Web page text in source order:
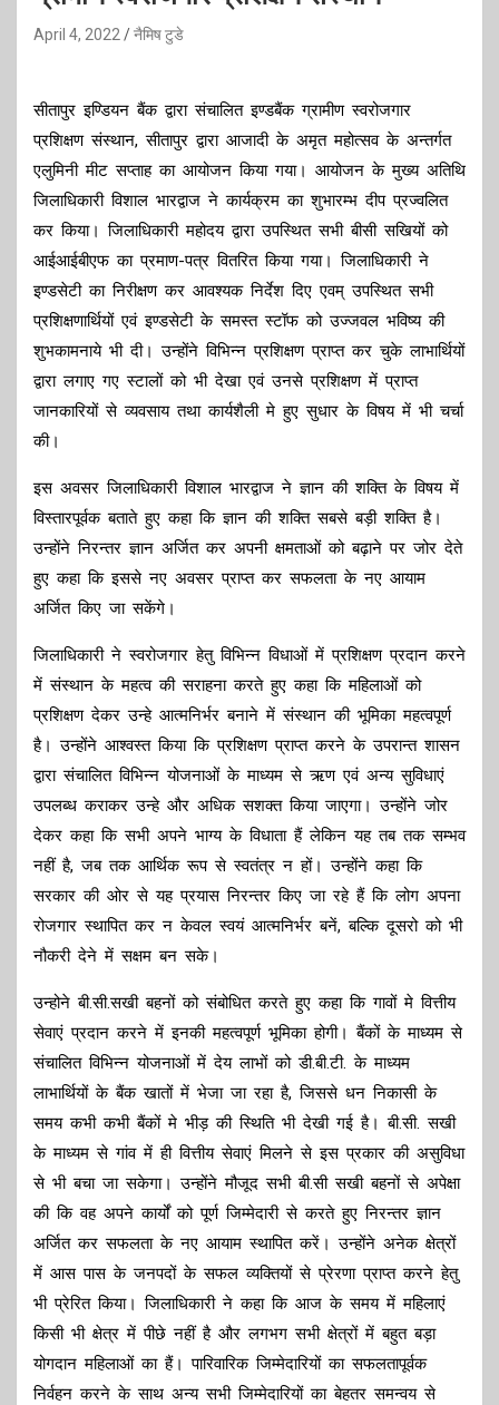
April 4, 2022 नैमिष टुडे
सीतापुर इण्डियन बैंक द्वारा संचालित इण्डबैंक ग्रामीण स्वरोजगार
प्रशिक्षण संस्थान, सीतापुर द्वारा आजादी के अमृत महोत्सव के अन्तर्गत
एलुमिनी मीट सप्ताह का आयोजन किया गया। आयोजन के मुख्य अतिथि
जिलाधिकारी विशाल भारद्वाज ने कार्यक्रम का शुभारम्भ दीप प्रज्वलित
कर किया। जिलाधिकारी महोदय द्वारा उपस्थित सभी बीसी सखियों को
आईआईबीएफ का प्रमाण-पत्र वितरित किया गया। जिलाधिकारी ने
इण्डसेटी का निरीक्षण कर आवश्यक निर्देश दिए एवम् उपस्थित सभी
प्रशिक्षणार्थियों एवं इण्डसेटी के समस्त स्टॉफ को उज्जवल भविष्य की
शुभकामनाये भी दी। उन्होंने विभिन्न प्रशिक्षण प्राप्त कर चुके लाभार्थियों
द्वारा लगाए गए स्टालों को भी देखा एवं उनसे प्रशिक्षण में प्राप्त
जानकारियों से व्यवसाय तथा कार्यशैली मे हुए सुधार के विषय में भी चर्चा
की।
इस अवसर जिलाधिकारी विशाल भारद्वाज ने ज्ञान की शक्ति के विषय में
विस्तारपूर्वक बताते हुए कहा कि ज्ञान की शक्ति सबसे बड़ी शक्ति है।
उन्होंने निरन्तर ज्ञान अर्जित कर अपनी क्षमताओं को बढ़ाने पर जोर देते
हुए कहा कि इससे नए अवसर प्राप्त कर सफलता के नए आयाम
अर्जित किए जा सकेंगे।
जिलाधिकारी ने स्वरोजगार हेतु विभिन्न विधाओं में प्रशिक्षण प्रदान करने
में संस्थान के महत्व की सराहना करते हुए कहा कि महिलाओं को
प्रशिक्षण देकर उन्हे आत्मनिर्भर बनाने में संस्थान की भूमिका महत्वपूर्ण
है। उन्होंने आश्वस्त किया कि प्रशिक्षण प्राप्त करने के उपरान्त शासन
द्वारा संचालित विभिन्न योजनाओं के माध्यम से ऋण एवं अन्य सुविधाएं
उपलब्ध कराकर उन्हे और अधिक सशक्त किया जाएगा। उन्होंने जोर
देकर कहा कि सभी अपने भाग्य के विधाता हैं लेकिन यह तब तक सम्भव
नहीं है, जब तक आर्थिक रूप से स्वतंत्र न हों। उन्होंने कहा कि
सरकार की ओर से यह प्रयास निरन्तर किए जा रहे हैं कि लोग अपना
रोजगार स्थापित कर न केवल स्वयं आत्मनिर्भर बनें, बल्कि दूसरो को भी
नौकरी देने में सक्षम बन सके।
उन्होने बी.सी.सखी बहनों को संबोधित करते हुए कहा कि गावों मे वित्तीय
सेवाएं प्रदान करने में इनकी महत्वपूर्ण भूमिका होगी। बैंकों के माध्यम से
संचालित विभिन्न योजनाओं में देय लाभों को डी.बी.टी. के माध्यम
लाभार्थियों के बैंक खातों में भेजा जा रहा है, जिससे धन निकासी के
समय कभी कभी बैंकों मे भीड़ की स्थिति भी देखी गई है। बी.सी. सखी
के माध्यम से गांव में ही वित्तीय सेवाएं मिलने से इस प्रकार की असुविधा
से भी बचा जा सकेगा। उन्होंने मौजूद सभी बी.सी सखी बहनों से अपेक्षा
की कि वह अपने कार्यों को पूर्ण जिम्मेदारी से करते हुए निरन्तर ज्ञान
अर्जित कर सफलता के नए आयाम स्थापित करें। उन्होंने अनेक क्षेत्रों
में आस पास के जनपदों के सफल व्यक्तियों से प्रेरणा प्राप्त करने हेतु
भी प्रेरित किया। जिलाधिकारी ने कहा कि आज के समय में महिलाएं
किसी भी क्षेत्र में पीछे नहीं है और लगभग सभी क्षेत्रों में बहुत बड़ा
योगदान महिलाओं का हैं। पारिवारिक जिम्मेदारियों का सफलतापूर्वक
निर्वहन करने के साथ अन्य सभी जिम्मेदारियों का बेहतर समन्वय से